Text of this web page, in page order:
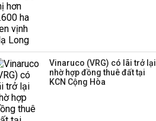
chốt ngày IPO gần 19
triệu cp với giá gấp hơn
4 lần cổ phiếu HAG
Vinaruco (VRG) có lãi trở lại
nhờ hợp đồng thuê đất tại
KCN Cộng Hòa